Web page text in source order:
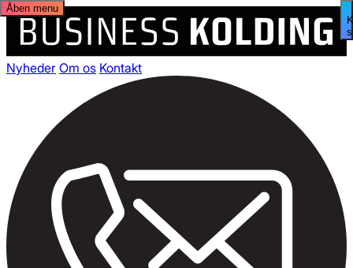
Nyheder Om os Kontakt
Åben menu